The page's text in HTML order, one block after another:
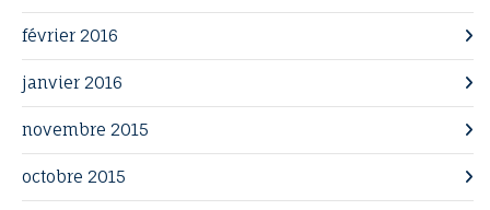
février 2016
janvier 2016
novembre 2015
octobre 2015